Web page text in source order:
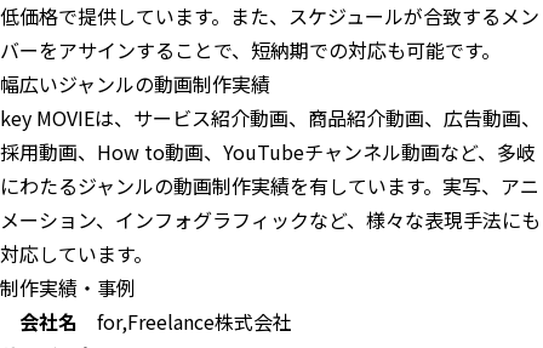
低価格で提供しています。また、スケジュールが合致するメン
バーをアサインすることで、短納期での対応も可能です。
幅広いジャンルの動画制作実績
key MOVIEは、サービス紹介動画、商品紹介動画、広告動画、
採用動画、How to動画、YouTubeチャンネル動画など、多岐
にわたるジャンルの動画制作実績を有しています。実写、アニ
メーション、インフォグラフィックなど、様々な表現手法にも
対応しています。
制作実績・事例
会社名
for,Freelance株式会社